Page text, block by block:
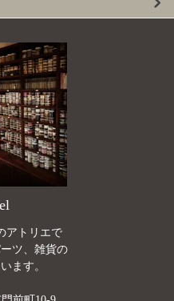
アトリエで
ツ、雑貨の
ます。